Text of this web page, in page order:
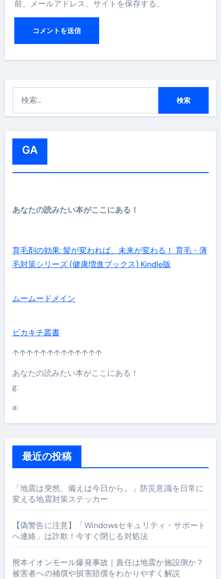
前、メールアドレス、サイトを保存する。
GA
あなたの読みたい本がここにある！
育毛剤の効果: 髪が変われば、未来が変わる！ 育毛・薄
毛対策シリーズ (健康増進ブックス) Kindle版
ムームードメイン
ピカキチ叢書
↑↑↑↑↑↑↑↑↑↑↑↑↑
あなたの読みたい本がここにある！
g:
a:
最近の投稿
「地震は突然、備えは今日から。」防災意識を日常に
変える地震対策ステッカー
【偽警告に注意】「Windowsセキュリティ・サポート
へ連絡」は詐欺！今すぐ閉じる対処法
熊本イオンモール爆発事故｜責任は地震か施設側か？
被害者への補償や損害賠償をわかりやすく解説